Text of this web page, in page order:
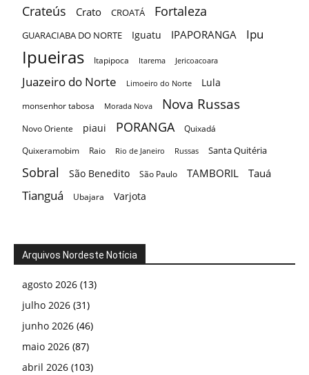
Crateús Crato CROATÁ Fortaleza
GUARACIABA DO NORTE Iguatu IPAPORANGA Ipu
Ipueiras Itapipoca Itarema Jericoacoara
Juazeiro do Norte Limoeiro do Norte Lula
monsenhor tabosa Morada Nova Nova Russas
Novo Oriente piaui PORANGA
Quixadá
Quixeramobim
Raio Rio de Janeiro Russas Santa Quitéria
Sobral São Benedito São Paulo TAMBORIL Tauá
Tianguá Ubajara Varjota
Arquivos Nordeste Notícia
agosto 2026 (13)
julho 2026 (31)
junho 2026 (46)
maio 2026 (87)
abril 2026 (103)